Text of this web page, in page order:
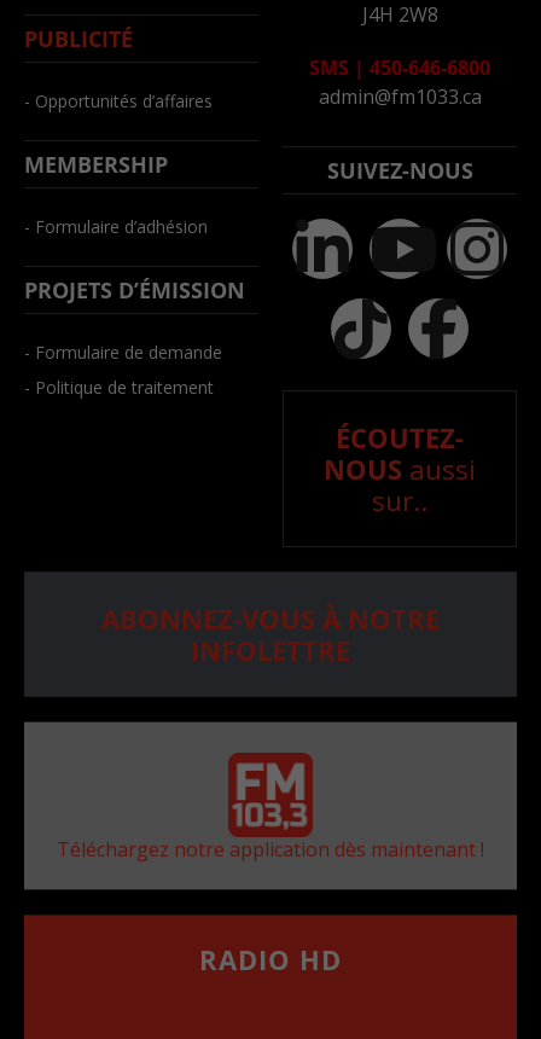
PUBLICITÉ
- Opportunités d’affaires
MEMBERSHIP
- Formulaire d’adhésion
PROJETS D’ÉMISSION
- Formulaire de demande
- Politique de traitement
J4H 2W8
SMS | 450-646-6800
admin@fm1033.ca
SUIVEZ-NOUS
ÉCOUTEZ-
NOUS aussi
sur..
ABONNEZ-VOUS À NOTRE
INFOLETTRE
Téléchargez notre application dès maintenant !
RADIO HD